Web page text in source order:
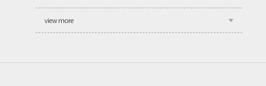
view more